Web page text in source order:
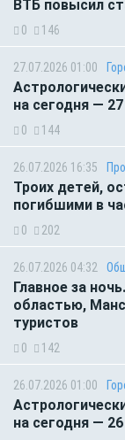
ВТБ повысил
0 146
27.07.2026 01:00
на сегодня —
0 144
26.07.2026 16:35
Троих детей,
погибшими в
0 202
26.07.2026 04:32
Главное за
областью,
туристов
0 142
26.07.2026 01:00
на сегодня —